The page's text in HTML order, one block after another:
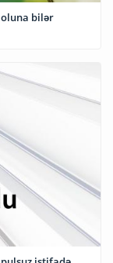
bilər